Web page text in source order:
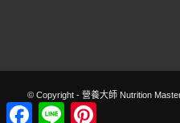
© Copyright - 營養大師 Nutrition
Facebook
Line